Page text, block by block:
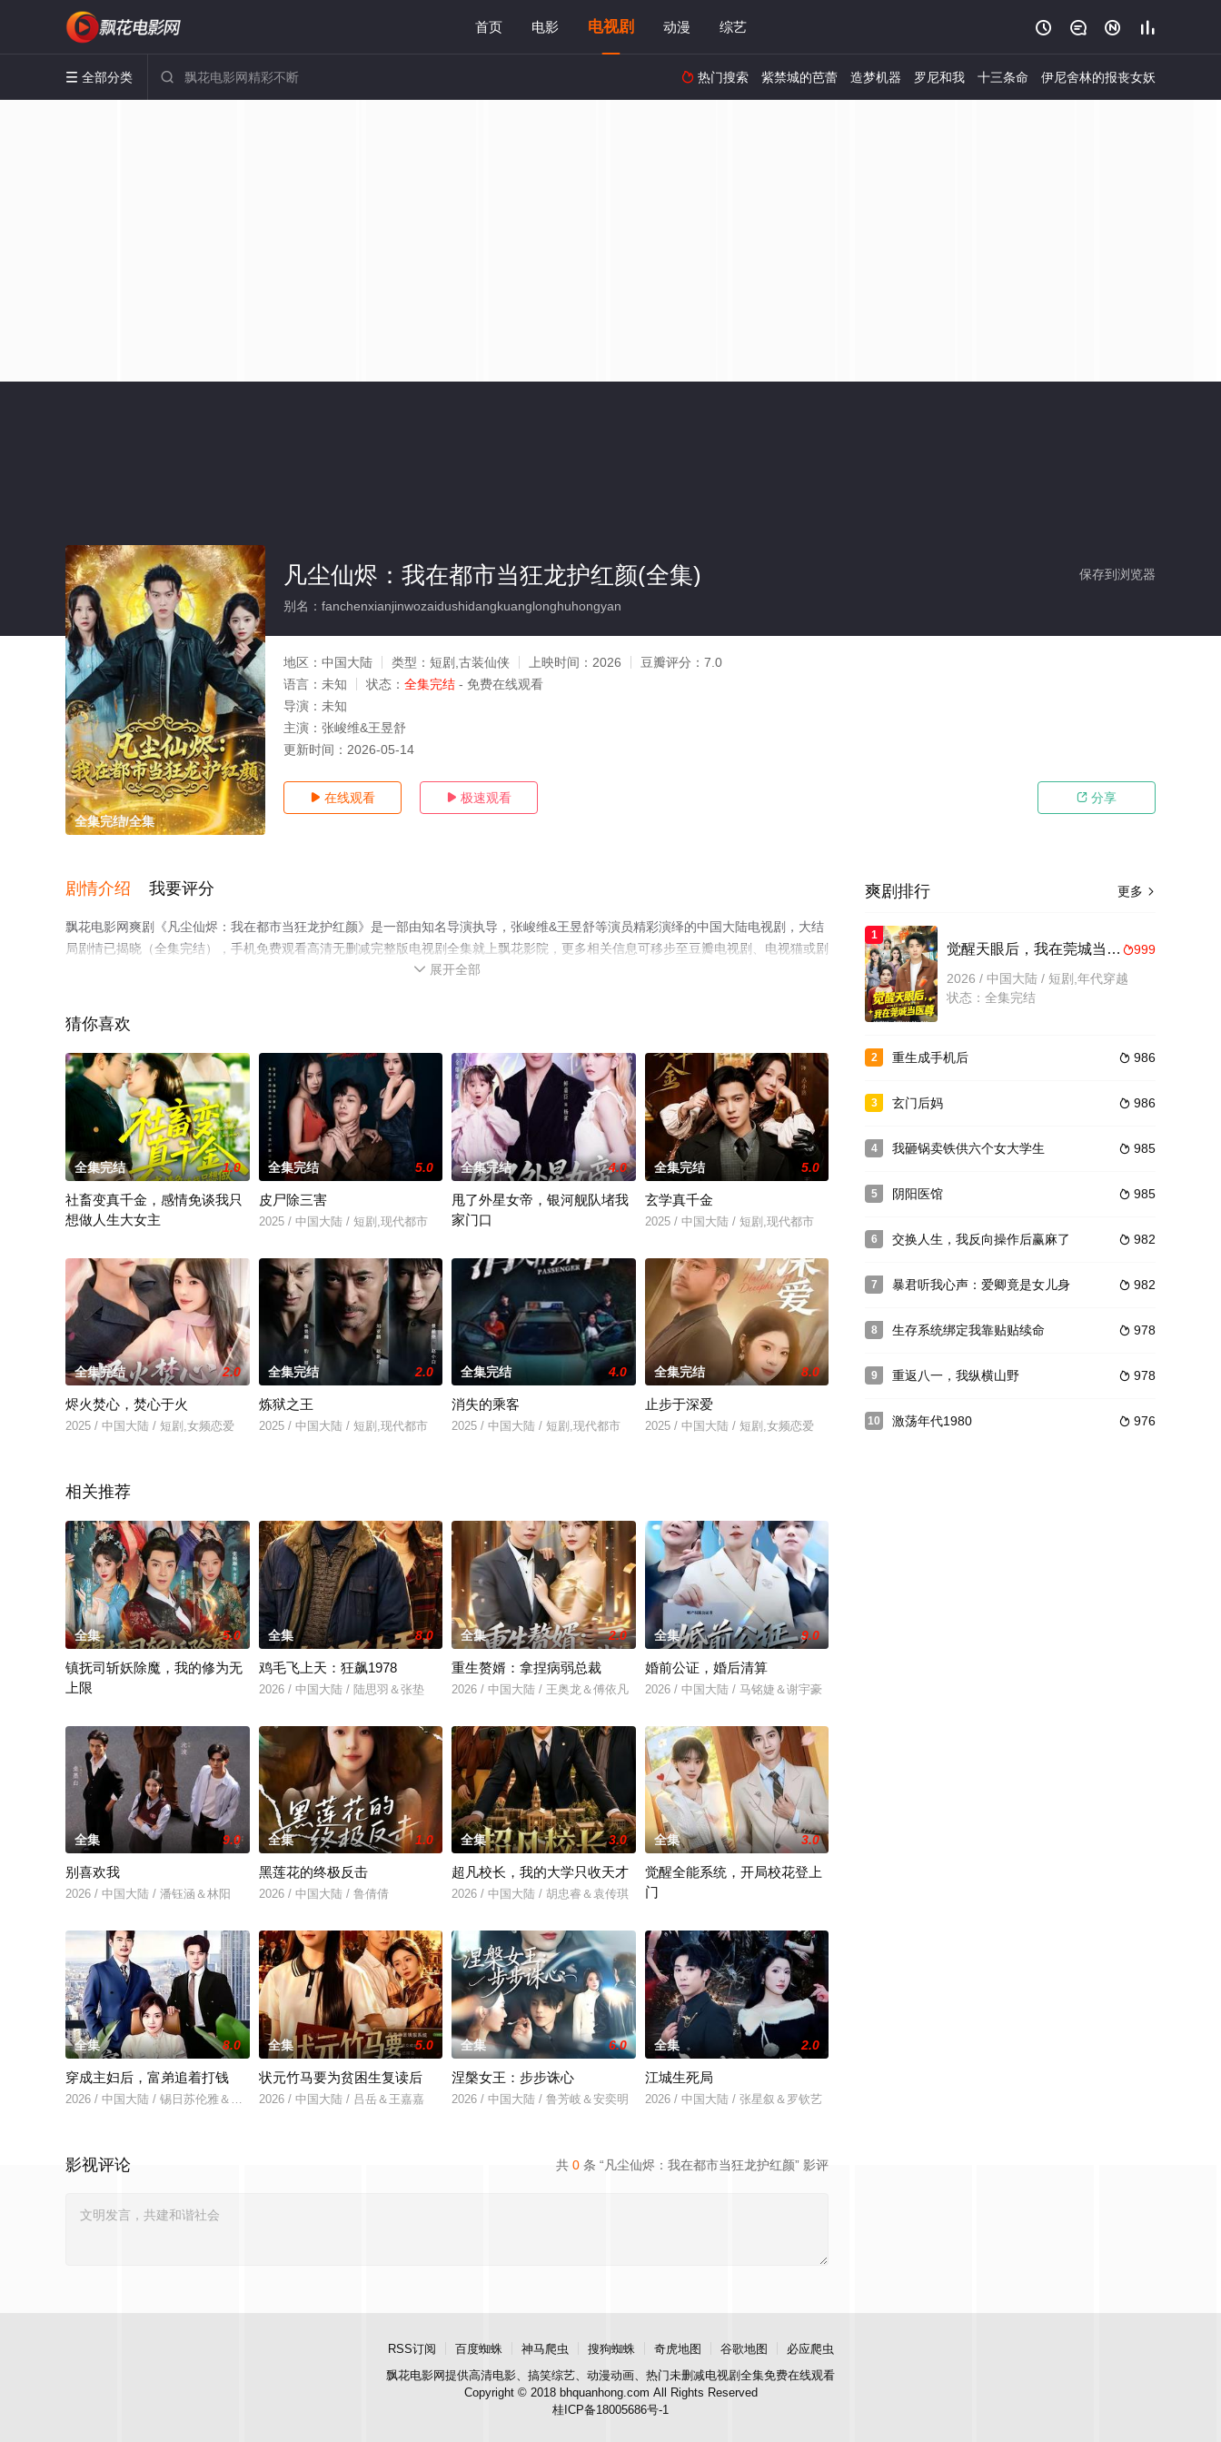
首页 电影 电视剧 动漫 综艺    
 全部分类   热门搜索 紫禁城的芭蕾 造梦机器 罗尼和我 十三条命 伊尼舍林的报丧女妖
全集完结/全集
保存到浏览器
凡尘仙烬：我在都市当狂龙护红颜(全集)
别名：fanchenxianjinwozaidushidangkuanglonghuhongyan
地区： 中国大陆 类型： 短剧,古装仙侠 上映时间： 2026 豆瓣评分： 7.0
语言： 未知 状态： 全集完结 - 免费在线观看
导演： 未知
主演： 张峻维&王昱舒
更新时间： 2026-05-14
 在线观看  极速观看  分享
剧情介绍 我要评分
飘花电影网爽剧《凡尘仙烬：我在都市当狂龙护红颜》是一部由知名导演执导，张峻维&王昱舒等演员精彩演绎的中国大陆电视剧，大结
局剧情已揭晓（全集完结），手机免费观看高清无删减完整版电视剧全集就上飘花影院，更多相关信息可移步至豆瓣电视剧、电视猫或剧
 展开全部
猜你喜欢
全集完结 1.0
社畜变真千金，感情免谈我只
想做人生大女主
全集完结 5.0
皮尸除三害
2025 / 中国大陆 / 短剧,现代都市
全集完结 4.0
甩了外星女帝，银河舰队堵我
家门口
全集完结 5.0
玄学真千金
2025 / 中国大陆 / 短剧,现代都市
全集完结 2.0
烬火焚心，焚心于火
2025 / 中国大陆 / 短剧,女频恋爱
全集完结 2.0
炼狱之王
2025 / 中国大陆 / 短剧,现代都市
全集完结 4.0
消失的乘客
2025 / 中国大陆 / 短剧,现代都市
全集完结 8.0
止步于深爱
2025 / 中国大陆 / 短剧,女频恋爱
相关推荐
全集 5.0
镇抚司斩妖除魔，我的修为无
上限
全集 8.0
鸡毛飞上天：狂飙1978
2026 / 中国大陆 / 陆思羽＆张垫
全集 2.0
重生赘婿：拿捏病弱总裁
2026 / 中国大陆 / 王奥龙＆傅依凡
全集 9.0
婚前公证，婚后清算
2026 / 中国大陆 / 马铭婕＆谢宇豪
全集 9.0
别喜欢我
2026 / 中国大陆 / 潘钰涵＆林阳
全集 1.0
黑莲花的终极反击
2026 / 中国大陆 / 鲁倩倩
全集 3.0
超凡校长，我的大学只收天才
2026 / 中国大陆 / 胡忠睿＆袁传琪
全集 3.0
觉醒全能系统，开局校花登上
门
全集 8.0
穿成主妇后，富弟追着打钱
2026 / 中国大陆 / 锡日苏伦雅＆老迪
全集 5.0
状元竹马要为贫困生复读后
2026 / 中国大陆 / 吕岳＆王嘉嘉
全集 6.0
涅槃女王：步步诛心
2026 / 中国大陆 / 鲁芳岐＆安奕明
全集 2.0
江城生死局
2026 / 中国大陆 / 张星叙＆罗钦艺
共 0 条 “凡尘仙烬：我在都市当狂龙护红颜” 影评
影视评论
更多 
爽剧排行
1
999
觉醒天眼后，我在莞城当医尊
2026 / 中国大陆 / 短剧,年代穿越
状态：全集完结
2  986
重生成手机后
3  986
玄门后妈
4  985
我砸锅卖铁供六个女大学生
5  985
阴阳医馆
6  982
交换人生，我反向操作后赢麻了
7  982
暴君听我心声：爱卿竟是女儿身
8  978
生存系统绑定我靠贴贴续命
9  978
重返八一，我纵横山野
10  976
激荡年代1980
RSS订阅 百度蜘蛛 神马爬虫 搜狗蜘蛛 奇虎地图 谷歌地图
必应爬虫
飘花电影网提供高清电影、搞笑综艺、动漫动画、热门未删减电视剧全集免费在线观看
Copyright © 2018 bhquanhong.com All Rights Reserved
桂ICP备18005686号-1